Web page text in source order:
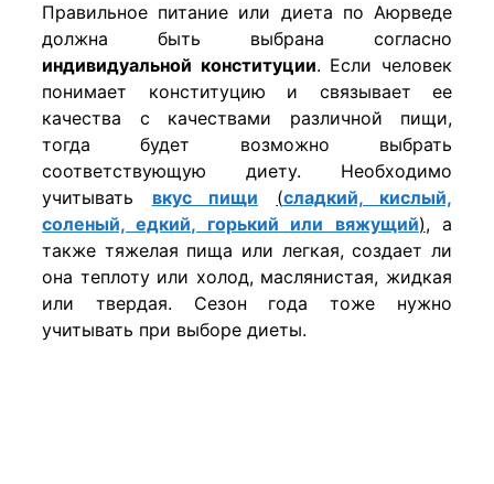
Правильное питание или диета по Аюрведе
должна быть выбрана согласно
индивидуальной конституции. Если человек
понимает конституцию и связывает ее
качества с качествами различной пищи,
тогда будет возможно выбрать
соответствующую диету. Необходимо
учитывать вкус пищи (сладкий, кислый,
соленый, едкий, горький или вяжущий), а
также тяжелая пища или легкая, создает ли
она теплоту или холод, маслянистая, жидкая
или твердая. Сезон года тоже нужно
учитывать при выборе диеты.